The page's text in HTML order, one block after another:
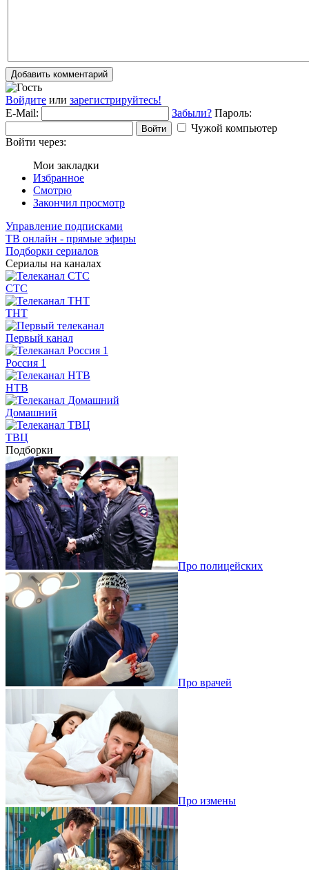
Добавить комментарий
Войдите или зарегистрируйтесь!
E-Mail:
Забыли? Пароль:
Войти
Чужой компьютер
Войти через:
Мои закладки
Избранное
Смотрю
Закончил просмотр
Управление подписками
ТВ онлайн - прямые эфиры
Подборки сериалов
Сериалы на каналах
СТС
ТНТ
Первый канал
Россия 1
НТВ
Домашний
ТВЦ
Подборки
Про полицейских
Про врачей
Про измены